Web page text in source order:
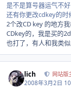
是不是算号器运气不
还有你更改cdkey的时
2个改CD key 的地方
CDkey的，我是买的
也打了，有人和我类
lich 网站版
2008年3月2日